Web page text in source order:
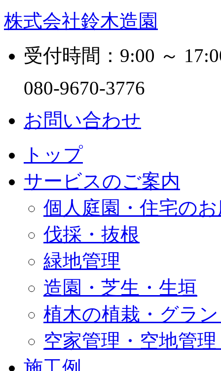
株式会社鈴木造園
受付時間：9:00 ～
080-9670-3776
お問い合わせ
トップ
サービスのご案内
個人庭園・住宅の
伐採・抜根
緑地管理
造園・芝生・生垣
植木の植栽・グラ
空家管理・空地管